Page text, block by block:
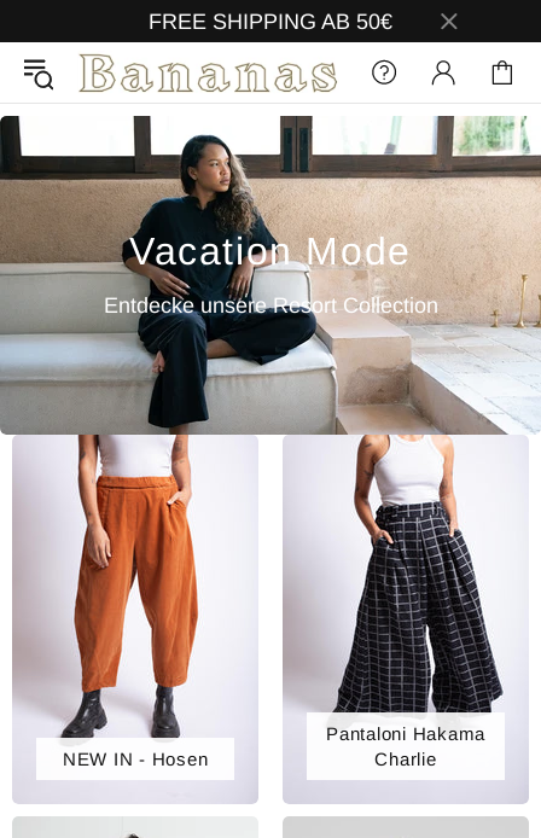
FREE SHIPPING AB 50€
Vacation Mode
Entdecke unsere Resort Collection
NEW IN - Hosen
Pantaloni Hakama
Charlie